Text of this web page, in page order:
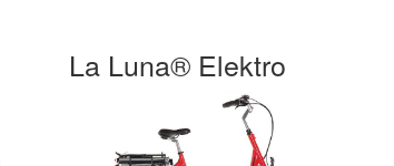
La Luna® Elektro